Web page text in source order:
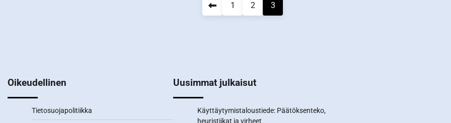
1 2 3
Oikeudellinen
Tietosuojapolitiikka
Uusimmat julkaisut
Käyttäytymistaloustiede: Päätöksenteko,
heuristiikat ja virheet